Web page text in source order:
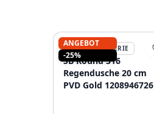
ANGEBOT
-25%
SB RUBINETTERIE
SB Round 316
Regendusche 20 cm
PVD Gold 1208946726